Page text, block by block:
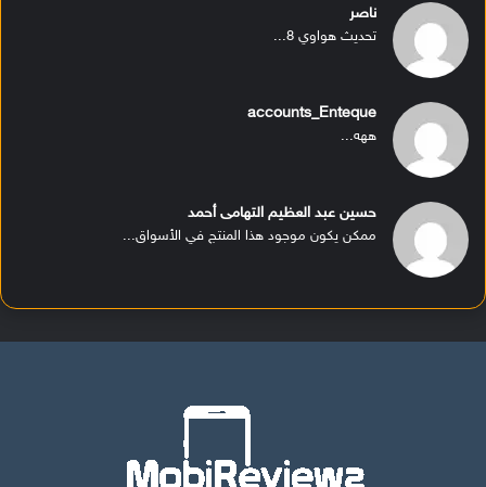
ناصر
تحديث هواوي 8...
accounts_Enteque
ههه...
حسين عبد العظيم التهامى أحمد
ممكن يكون موجود هذا المنتج في الأسواق...